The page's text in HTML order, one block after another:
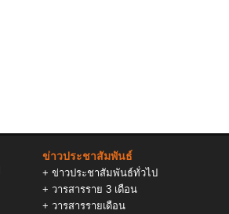
ข่าวประชาสัมพันธ์
+ ข่าวประชาสัมพันธ์ทั่วไป
+ วารสารราย 3 เดือน
+ วารสารรายเดือน